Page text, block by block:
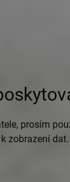
prosím
zobrazení dat.